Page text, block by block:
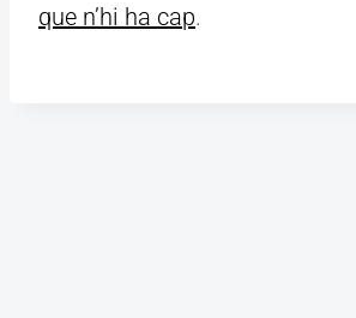
que n’hi ha cap.